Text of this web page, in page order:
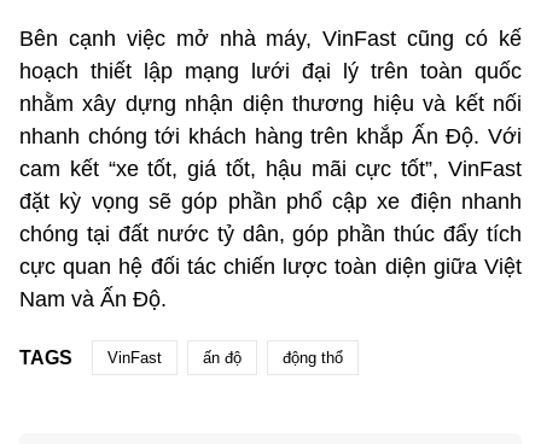
Bên cạnh việc mở nhà máy, VinFast cũng có kế
hoạch thiết lập mạng lưới đại lý trên toàn quốc
nhằm xây dựng nhận diện thương hiệu và kết nối
nhanh chóng tới khách hàng trên khắp Ấn Độ. Với
cam kết “xe tốt, giá tốt, hậu mãi cực tốt”, VinFast
đặt kỳ vọng sẽ góp phần phổ cập xe điện nhanh
chóng tại đất nước tỷ dân, góp phần thúc đẩy tích
cực quan hệ đối tác chiến lược toàn diện giữa Việt
Nam và Ấn Độ.
TAGS VinFast ấn độ động thổ